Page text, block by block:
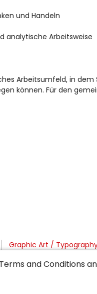
und Handeln
analytische Arbeitsweise
Arbeitsumfeld, in dem
können. Für den
Graphic Art /
Public Admin.
Terms and Conditions